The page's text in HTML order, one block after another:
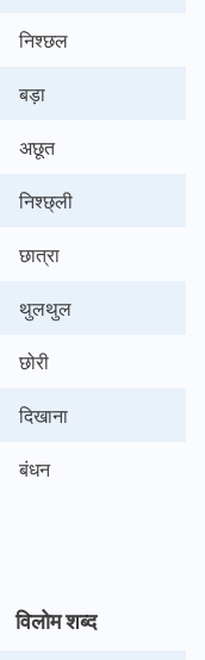
निश्छल
बड़ा
अछूत
निश्छ्ली
छात्रा
थुलथुल
छोरी
दिखाना
बंधन
विलोम शब्द